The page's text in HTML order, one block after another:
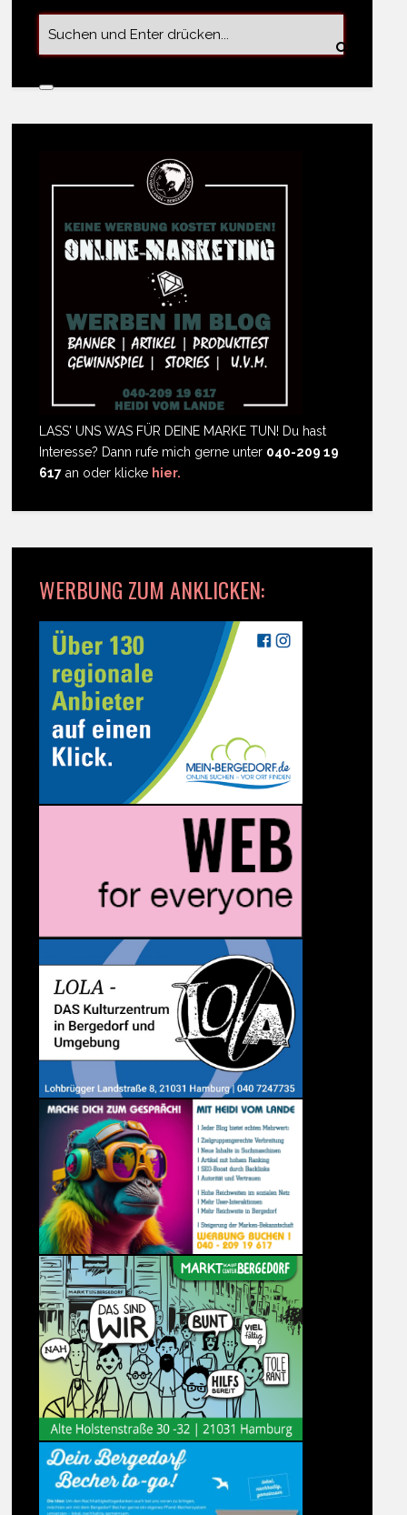
LASS' UNS WAS FÜR DEINE MARKE TUN! Du hast
Interesse? Dann rufe mich gerne unter 040-209 19
617 an oder klicke hier.
WERBUNG ZUM ANKLICKEN: